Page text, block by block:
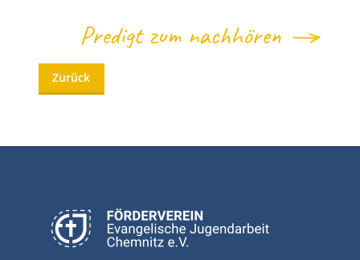
Predigt zum nachhören
Zurück